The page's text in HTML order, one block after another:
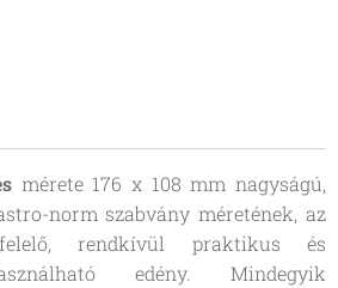
mérete 176 x 108 mm nagyságú,
norm szabvány méretének, az
rendkívül praktikus és
edény. Mindegyik